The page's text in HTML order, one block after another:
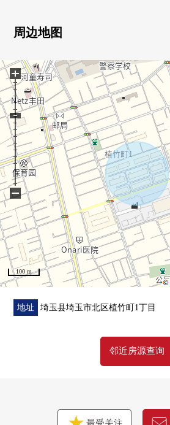
周边地图
100 m
+
−
地址 埼玉县埼玉市北区植竹町1丁目
邻近房源查询